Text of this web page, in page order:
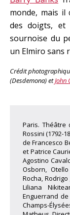
monde, mais
des doigts, et
sournoise du
un Elmiro sans
Crédit
(Desdemona) etJohn
Paris. Théâtre
Rossini (1792-
de Francesco
et Patrice
Agostino
Osborn,
Rocha,
Liliana
Enguerrand
Champs-